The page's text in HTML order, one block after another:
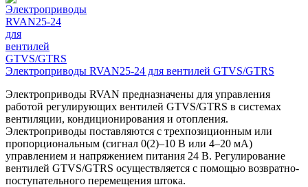
Электроприводы RVAN25-24 для вентилей GTVS/GTRS
Электроприводы RVAN предназначены для управления
работой регулирующих вентилей GTVS/GTRS в системах
вентиляции, кондиционирования и отопления.
Электроприводы поставляются с трехпозиционным или
пропорциональным (сигнал 0(2)–10 В или 4–20 мА)
управлением и напряжением питания 24 В. Регулирование
вентилей GTVS/GTRS осуществляется с помощью возвратно-
поступательного перемещения штока.